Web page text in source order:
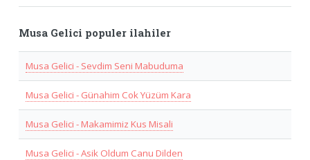
Musa Gelici populer ilahiler
Musa Gelici - Sevdim Seni Mabuduma
Musa Gelici - Günahim Cok Yüzüm Kara
Musa Gelici - Makamimiz Kus Misali
Musa Gelici - Asik Oldum Canu Dilden